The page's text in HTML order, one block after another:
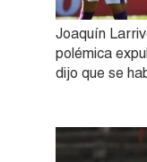
Joaquín
polémica
dijo que se